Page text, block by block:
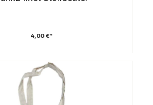
4,00 €*